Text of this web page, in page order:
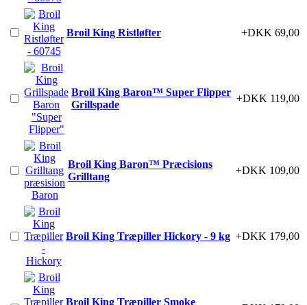
Broil King Ristløfter +DKK 69,00
Broil King Baron™ Super Flipper
Grillspade
+DKK 119,00
Broil King Baron™ Præcisions
Grilltang
+DKK 109,00
Broil King Træpiller Hickory - 9 kg +DKK 179,00
Broil King Træpiller Smoke